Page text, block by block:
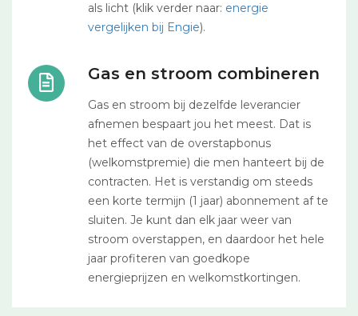
als licht (klik verder naar: energie
vergelijken bij Engie).
Gas en stroom combineren
Gas en stroom bij dezelfde leverancier
afnemen bespaart jou het meest. Dat is
het effect van de overstapbonus
(welkomstpremie) die men hanteert bij de
contracten. Het is verstandig om steeds
een korte termijn (1 jaar) abonnement af te
sluiten. Je kunt dan elk jaar weer van
stroom overstappen, en daardoor het hele
jaar profiteren van goedkope
energieprijzen en welkomstkortingen.